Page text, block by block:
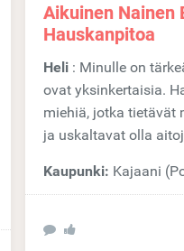
Aikuinen Nainen
Hauskanpitoa
Heli : Minulle on tärkeää, että asiat
ovat yksinkertaisia.
miehiä, jotka tietävät
ja uskaltavat olla
Kaupunki: Kajaani